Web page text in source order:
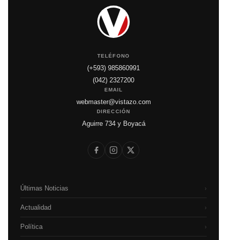
TELÉFONO
(+593) 985860991
(042) 2327200
EMAIL
webmaster@vistazo.com
DIRECCIÓN
Aguirre 734 y Boyacá
Últimas Noticias ›
Actualidad ›
Política ›